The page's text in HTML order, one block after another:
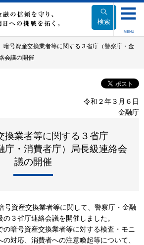
検索
MENU
暗号資産交換業者等に関する３省庁（警察庁・金
会議の開催
令和２年３月６日
金融庁
換業者等に関する３省庁
庁・消費者庁）局長級連絡会
議の開催
資産交換業者等に関して、警察庁・金融
３省庁連絡会議を開催しました。
暗号資産交換業者等に対する検査・モニ
対応、消費者への注意喚起等について、